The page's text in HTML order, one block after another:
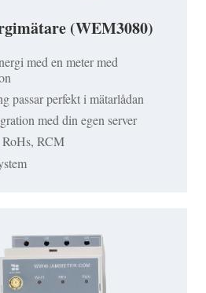
(WEM3080)
med en meter med
passar perfekt i mätarlådan
med din egen server
RCM